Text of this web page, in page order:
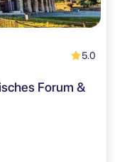
5.0
Forum &